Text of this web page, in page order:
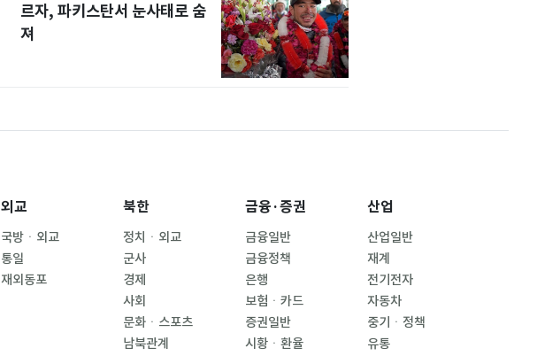
르자, 파키스탄서 눈사태로 숨
져
외교
국방ㆍ외교
통일
재외동포
북한
정치ㆍ외교
군사
경제
사회
문화ㆍ스포츠
남북관계
금융·증권
금융일반
금융정책
은행
보험ㆍ카드
증권일반
시황ㆍ환율
산업
산업일반
재계
전기전자
자동차
중기ㆍ정책
유통